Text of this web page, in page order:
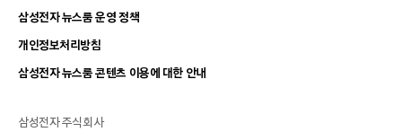
삼성전자 뉴스룸 운영 정책
개인정보처리방침
삼성전자 뉴스룸 콘텐츠 이용에 대한 안내
삼성전자 주식회사